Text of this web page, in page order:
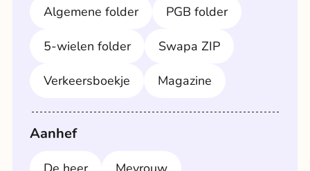
Algemene folder PGB folder
5-wielen folder Swapa ZIP
Verkeersboekje Magazine
Aanhef